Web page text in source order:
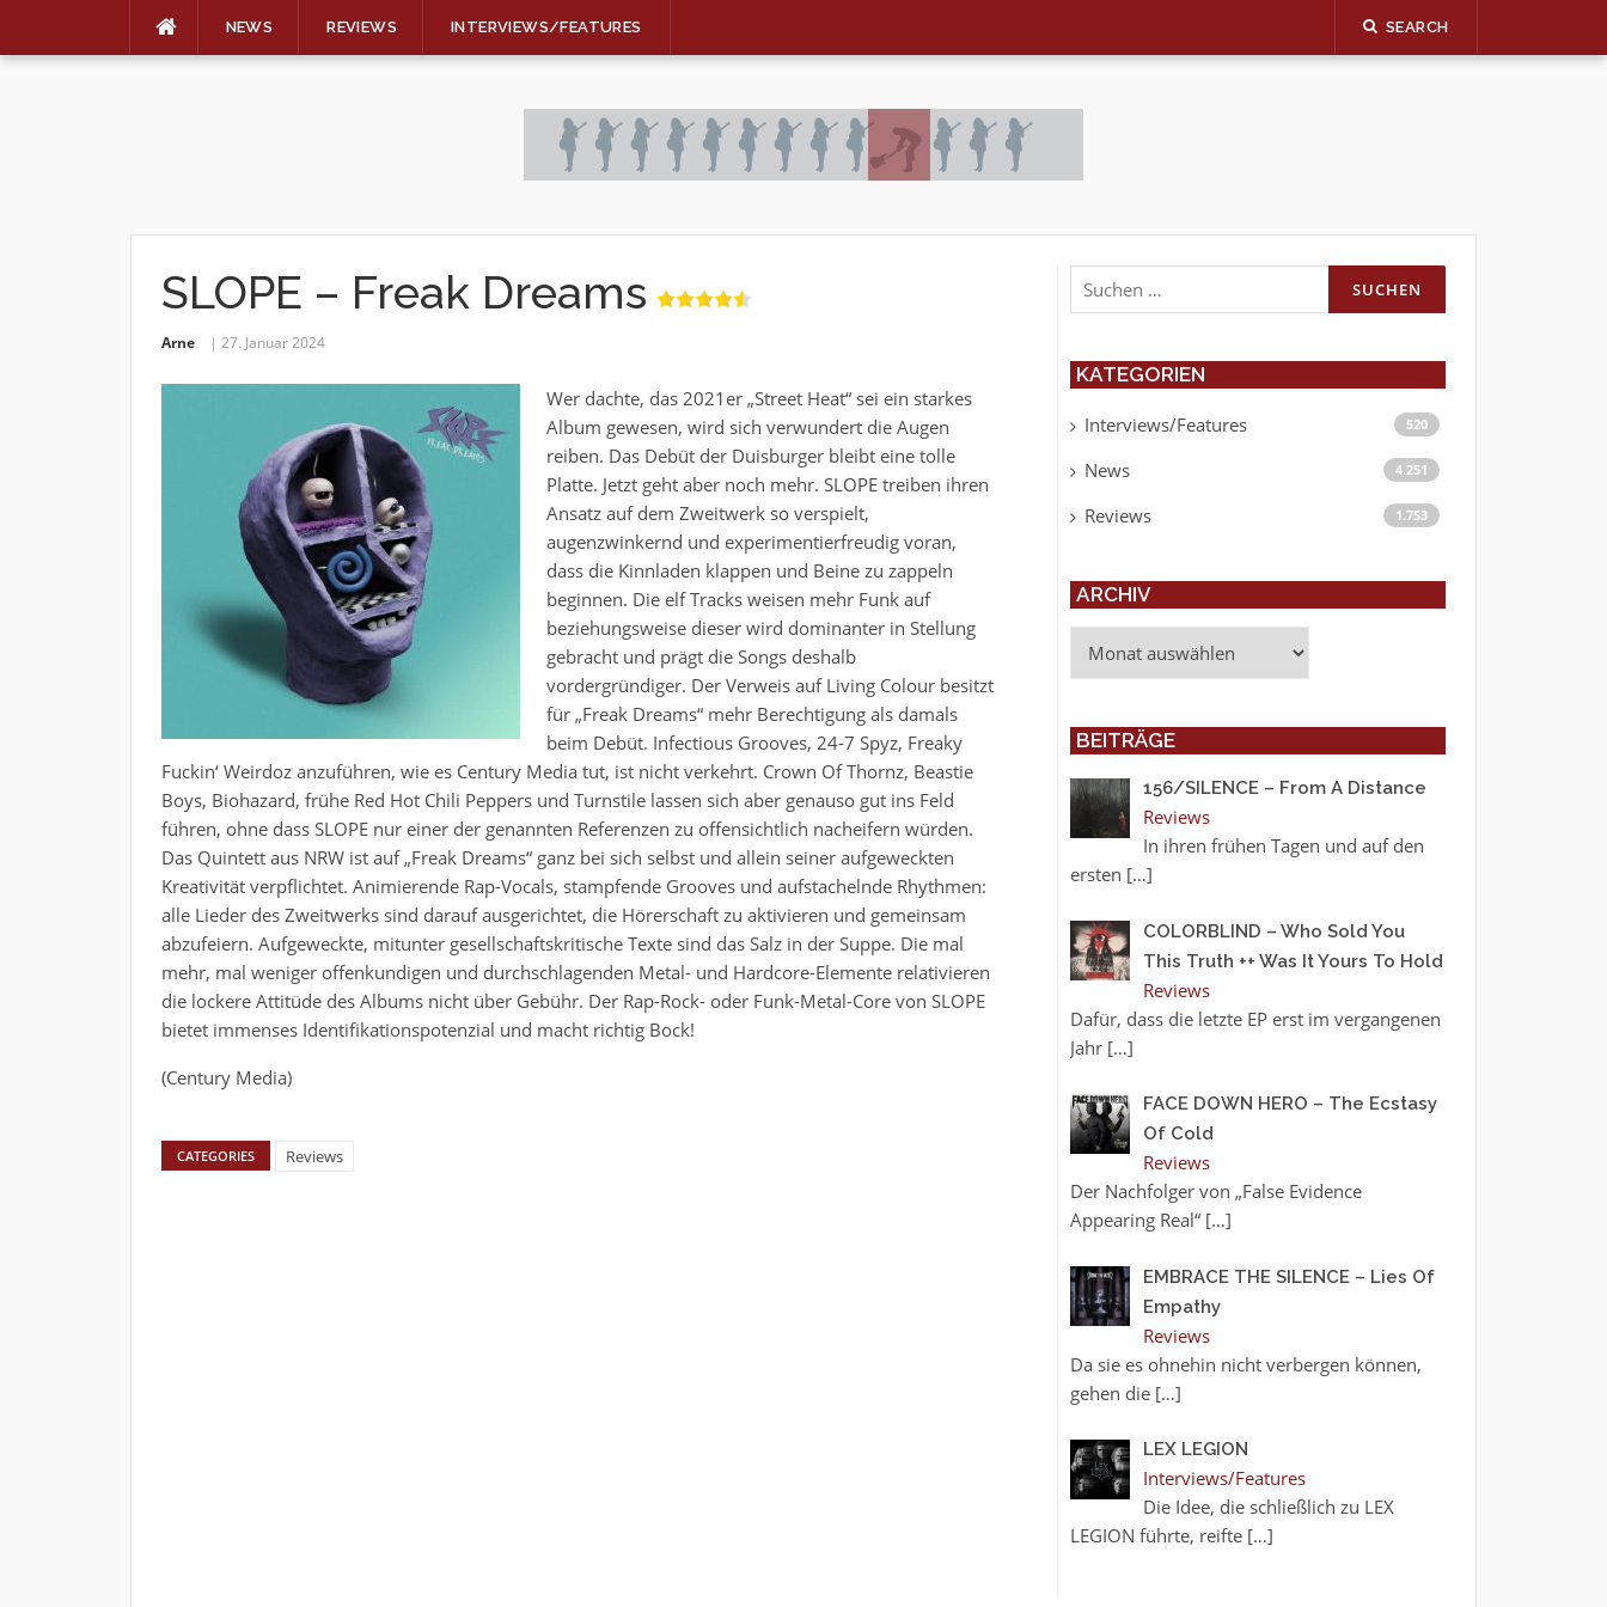
NEWS REVIEWS INTERVIEWS/FEATURES SEARCH
SLOPE – Freak Dreams
Arne 27. Januar 2024
Wer dachte, das 2021er „Street Heat“ sei ein starkes
Album gewesen, wird sich verwundert die Augen
reiben. Das Debüt der Duisburger bleibt eine tolle
Platte. Jetzt geht aber noch mehr. SLOPE treiben ihren
Ansatz auf dem Zweitwerk so verspielt,
augenzwinkernd und experimentierfreudig voran,
dass die Kinnladen klappen und Beine zu zappeln
beginnen. Die elf Tracks weisen mehr Funk auf
beziehungsweise dieser wird dominanter in Stellung
gebracht und prägt die Songs deshalb
vordergründiger. Der Verweis auf Living Colour besitzt
für „Freak Dreams“ mehr Berechtigung als damals
beim Debüt. Infectious Grooves, 24-7 Spyz, Freaky
Fuckin‘ Weirdoz anzuführen, wie es Century Media tut, ist nicht verkehrt. Crown Of Thornz, Beastie
Boys, Biohazard, frühe Red Hot Chili Peppers und Turnstile lassen sich aber genauso gut ins Feld
führen, ohne dass SLOPE nur einer der genannten Referenzen zu offensichtlich nacheifern würden.
Das Quintett aus NRW ist auf „Freak Dreams“ ganz bei sich selbst und allein seiner aufgeweckten
Kreativität verpflichtet. Animierende Rap-Vocals, stampfende Grooves und aufstachelnde Rhythmen:
alle Lieder des Zweitwerks sind darauf ausgerichtet, die Hörerschaft zu aktivieren und gemeinsam
abzufeiern. Aufgeweckte, mitunter gesellschaftskritische Texte sind das Salz in der Suppe. Die mal
mehr, mal weniger offenkundigen und durchschlagenden Metal- und Hardcore-Elemente relativieren
die lockere Attitüde des Albums nicht über Gebühr. Der Rap-Rock- oder Funk-Metal-Core von SLOPE
bietet immenses Identifikationspotenzial und macht richtig Bock!
(Century Media)
CATEGORIES Reviews
Suchen
nach:
KATEGORIEN
Interviews/Features 520
News 4.251
Reviews 1.753
ARCHIV
BEITRÄGE
156/SILENCE – From A Distance
Reviews
In ihren frühen Tagen und auf den
ersten […]
COLORBLIND – Who Sold You
This Truth ++ Was It Yours To Hold
Reviews
Dafür, dass die letzte EP erst im vergangenen
Jahr […]
FACE DOWN HERO – The Ecstasy
Of Cold
Reviews
Der Nachfolger von „False Evidence
Appearing Real“ […]
EMBRACE THE SILENCE – Lies Of
Empathy
Reviews
Da sie es ohnehin nicht verbergen können,
gehen die […]
LEX LEGION
Interviews/Features
Die Idee, die schließlich zu LEX
LEGION führte, reifte […]